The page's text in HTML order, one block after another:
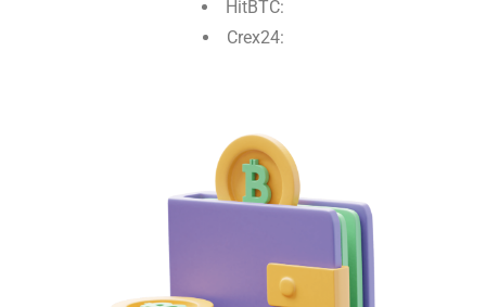
HitBTC:
Crex24: